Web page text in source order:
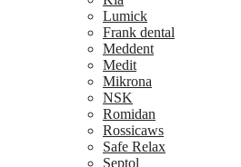
Lumick
Frank dental
Meddent
Medit
Mikrona
NSK
Romidan
Rossicaws
Safe Relax
Septol